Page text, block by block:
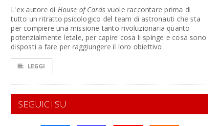
L'ex autore di House of Cards vuole raccontare prima di
tutto un ritratto psicologico del team di astronauti che sta
per compiere una missione tanto rivoluzionaria quanto
potenzialmente letale, per capire cosa li spinge e cosa sono
disposti a fare per raggiungere il loro obiettivo.
LEGGI
SEGUICI SU